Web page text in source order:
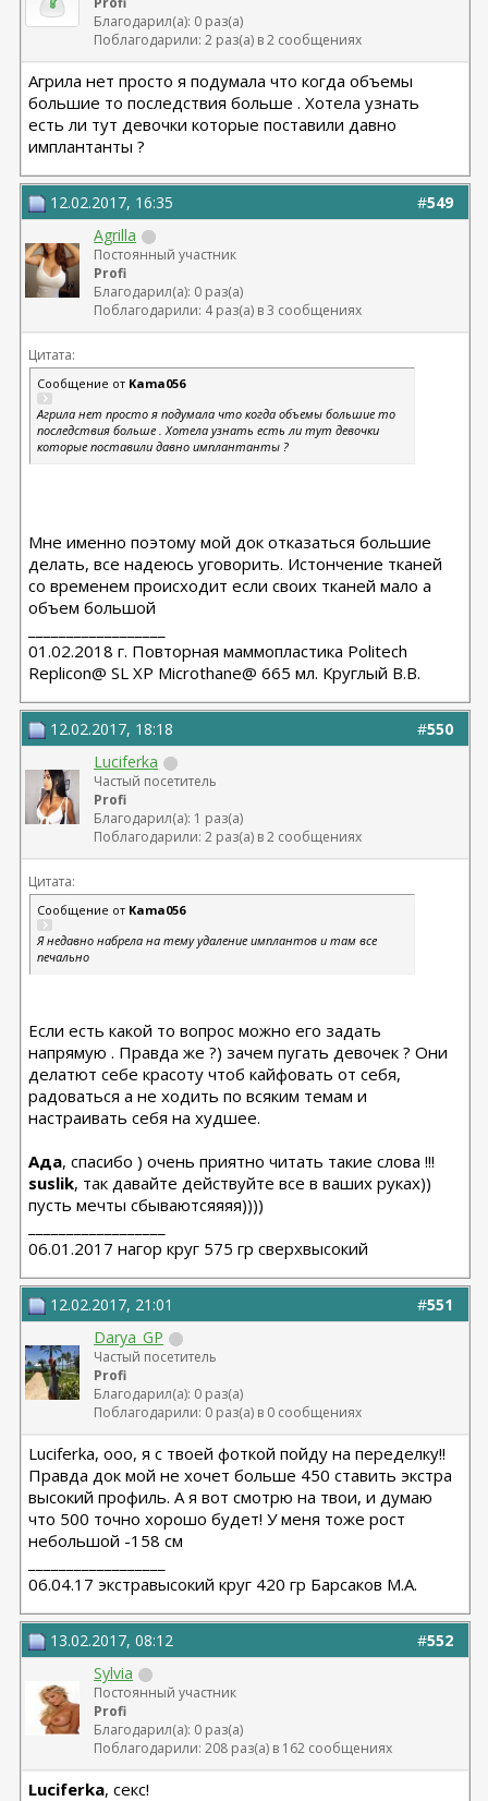
Благодарил(а): 0 раз(а)
Поблагодарили: 2 раз(а) в 2 сообщениях
Агрила нет просто я подумала что когда объемы
большие то последствия больше . Хотела узнать
есть ли тут девочки которые поставили давно
имплантанты ?
#549
12.02.2017, 16:35
Agrilla
Постоянный участник
Profi
Благодарил(а): 0 раз(а)
Поблагодарили: 4 раз(а) в 3 сообщениях
Цитата:
Сообщение от Kama056
Агрила нет просто я подумала что когда объемы большие то
последствия больше . Хотела узнать есть ли тут девочки
которые поставили давно имплантанты ?
Мне именно поэтому мой док отказаться большие
делать, все надеюсь уговорить. Истончение тканей
со временем происходит если своих тканей мало а
объем большой
01.02.2018 г. Повторная маммопластика Politech
Replicon@ SL XP Microthane@ 665 мл. Круглый В.В.
#550
12.02.2017, 18:18
Luciferka
Частый посетитель
Profi
Благодарил(а): 1 раз(а)
Поблагодарили: 2 раз(а) в 2 сообщениях
Цитата:
Сообщение от Kama056
Я недавно набрела на тему удаление имплантов и там все
печально
Если есть какой то вопрос можно его задать
напрямую . Правда же ?) зачем пугать девочек ? Они
делатют себе красоту чтоб кайфовать от себя,
радоваться а не ходить по всяким темам и
настраивать себя на худшее.
Ада, спасибо ) очень приятно читать такие слова !!!
suslik, так давайте действуйте все в ваших руках))
пусть мечты сбываютсяяяя))))
06.01.2017 нагор круг 575 гр сверхвысокий
#551
12.02.2017, 21:01
Darya_GP
Частый посетитель
Profi
Благодарил(а): 0 раз(а)
Поблагодарили: 0 раз(а) в 0 сообщениях
Luciferka, ооо, я с твоей фоткой пойду на переделку!!
Правда док мой не хочет больше 450 ставить экстра
высокий профиль. А я вот смотрю на твои, и думаю
что 500 точно хорошо будет! У меня тоже рост
небольшой -158 см
06.04.17 экстравысокий круг 420 гр Барсаков М.А.
#552
13.02.2017, 08:12
Sylvia
Постоянный участник
Profi
Благодарил(а): 0 раз(а)
Поблагодарили: 208 раз(а) в 162 сообщениях
Luciferka, секс!